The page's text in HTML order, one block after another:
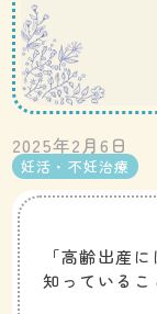
2025年2月6日
妊活・不妊治療
「高齢出産
知っているこ